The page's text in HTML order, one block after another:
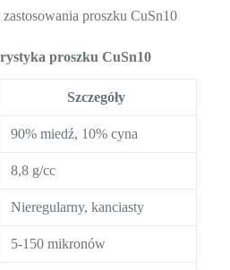
proszku CuSn10
proszku CuSn10
Szczegóły
90% miedź, 10% cyna
8,8 g/cc
Nieregularny, kanciasty
5-150 mikronów